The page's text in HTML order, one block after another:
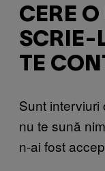
CERE O
SCRIE-
TE
Sunt interviuri
nu te sună
n-ai fost